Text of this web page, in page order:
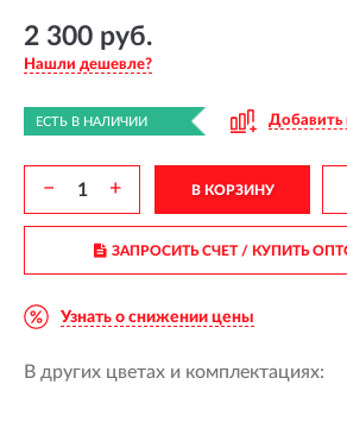
2 300 руб.
Нашли дешевле?
ЕСТЬ В НАЛИЧИИ Добавить
− + В КОРЗИНУ
ЗАПРОСИТЬ СЧЕТ / КУПИТЬ
Узнать о снижении цены
В других цветах и комплектациях: